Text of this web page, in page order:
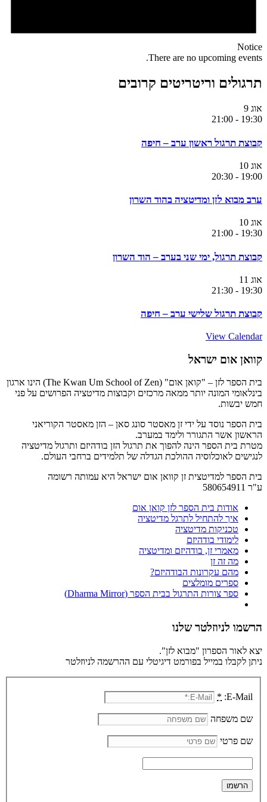
Notice
There are no upcoming events.
תרגולים וריטריטים קרובים
אוג 9
19:30
-
21:00
קבוצת תרגול ראשון ערב – חיפה
אוג 10
19:00
-
20:30
ערב מבוא לזן ומדיטציה בהוד השרון
אוג 10
19:30
-
21:00
קבוצת תרגול, ימי שני בערב – הוד השרון
אוג 11
19:30
-
21:30
קבוצת תרגול שלישי ערב – חיפה
View Calendar
קוואן אום ישראל
בית הספר לזן – "קואן אום" (The Kwan Um School of Zen) הינו ארגון
בינלאומי המונה יותר ממאה מרכזים וקבוצות מדיטציה הפרושים על פני
חמש יבשות.
בית הספר נוסד על ידי זן מאסטר סונג סאן – הזן מאסטר הקוריאני
הראשון אשר התגורר ולימד במערב.
מטרת בית הספר הינה להפוך את תרגול הזן בודהיזם ותרגול מדיטציה
לנגישים לאוכלוסיה ההולכת הגדלה של תלמידים ברחבי העולם.
בית הספר למדיטצית זן קוואן אום ישראל היא עמותה רשומה
ע"ר 580654911
אודות בית הספר לזן קואן אום
איך להתחיל לתרגל מדיטציה
טכניקות מדיטציה
לימודי בודהיזם
מאמרי זן, בודהיזם ומדיטציה
מה זה זן
מהם עקרונות הבודהיזם?
ספרים מומלצים
ספר צורות התרגול בבית הספר (Dharma Mirror)
הרשמו לניוזלטר שלנו
יצא לאור הספרון "מבוא לזן".
ניתן לקבלו במייל בפורמט דיגיטלי עם ההרשמה לניוזלטר
E-Mail:
*
שם משפחה
שם פרטי